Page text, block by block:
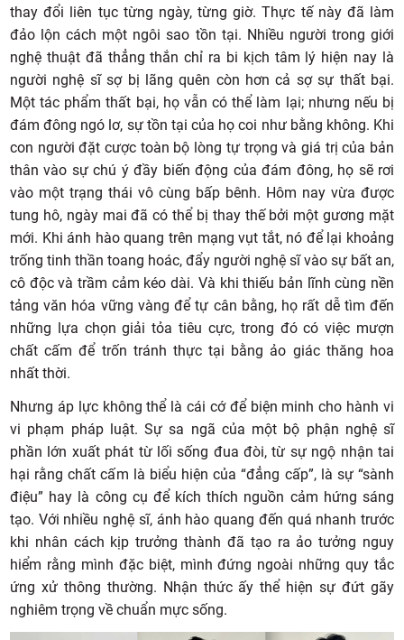
thay đổi liên tục từng ngày, từng giờ. Thực tế này đã làm
đảo lộn cách một ngôi sao tồn tại. Nhiều người trong giới
nghệ thuật đã thẳng thắn chỉ ra bi kịch tâm lý hiện nay là
người nghệ sĩ sợ bị lãng quên còn hơn cả sợ sự thất bại.
Một tác phẩm thất bại, họ vẫn có thể làm lại; nhưng nếu bị
đám đông ngó lơ, sự tồn tại của họ coi như bằng không. Khi
con người đặt cược toàn bộ lòng tự trọng và giá trị của bản
thân vào sự chú ý đầy biến động của đám đông, họ sẽ rơi
vào một trạng thái vô cùng bấp bênh. Hôm nay vừa được
tung hô, ngày mai đã có thể bị thay thế bởi một gương mặt
mới. Khi ánh hào quang trên mạng vụt tắt, nó để lại khoảng
trống tinh thần toang hoác, đẩy người nghệ sĩ vào sự bất an,
cô độc và trầm cảm kéo dài. Và khi thiếu bản lĩnh cùng nền
tảng văn hóa vững vàng để tự cân bằng, họ rất dễ tìm đến
những lựa chọn giải tỏa tiêu cực, trong đó có việc mượn
chất cấm để trốn tránh thực tại bằng ảo giác thăng hoa
nhất thời.
Nhưng áp lực không thể là cái cớ để biện minh cho hành vi
vi phạm pháp luật. Sự sa ngã của một bộ phận nghệ sĩ
phần lớn xuất phát từ lối sống đua đòi, từ sự ngộ nhận tai
hại rằng chất cấm là biểu hiện của “đẳng cấp”, là sự “sành
điệu” hay là công cụ để kích thích nguồn cảm hứng sáng
tạo. Với nhiều nghệ sĩ, ánh hào quang đến quá nhanh trước
khi nhân cách kịp trưởng thành đã tạo ra ảo tưởng nguy
hiểm rằng mình đặc biệt, mình đứng ngoài những quy tắc
ứng xử thông thường. Nhận thức ấy thể hiện sự đứt gãy
nghiêm trọng về chuẩn mực sống.